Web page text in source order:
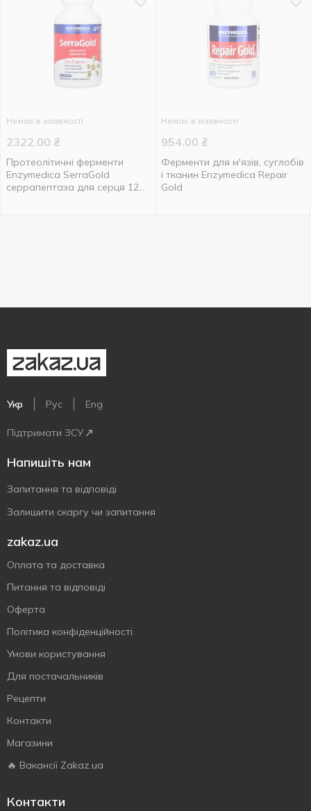
Немає в наявності
2322.00 ₴
Протеолітичні ферменти
Enzymedica SerraGold
серрапептаза для серця 120
Немає в наявності
954.00 ₴
Ферменти для м'язів, суглобів
і тканин Enzymedica Repair
Gold
Укр Рус Eng
Підтримати ЗСУ
Напишіть нам
Запитання та відповіді
Залишити скаргу чи запитання
zakaz.ua
Оплата та доставка
Питання та відповіді
Оферта
Політика конфіденційності
Умови користування
Для постачальників
Рецепти
Контакти
Магазини
🔥 Вакансії Zakaz.ua
Контакти